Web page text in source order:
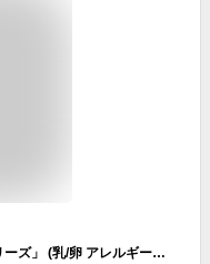
[阿蘇天然アイス] 無添加アイス 「極みシリーズ」 (乳/卵 アレルギーフリー) 6個セット (いちご、玄米、トマト、梅、ブルーベリー) /無添加 アイスクリーム 熊本県阿蘇市 お取り寄せスイーツ こだわり 自家製 低カロリー 子供 こども